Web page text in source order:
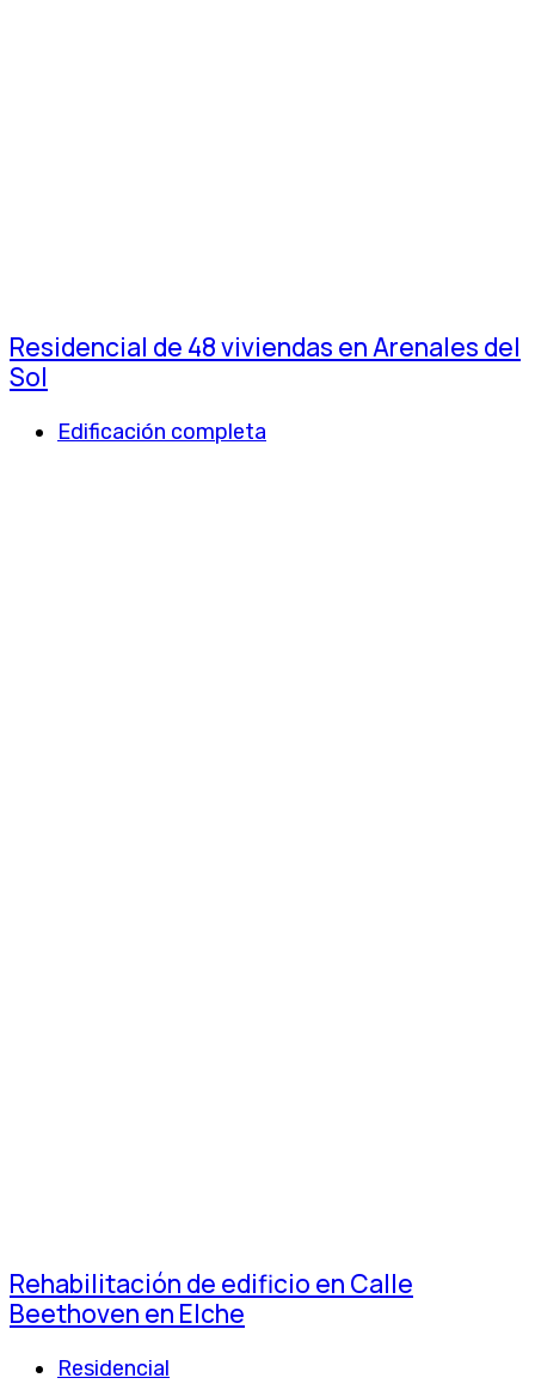
Residencial de 48 viviendas en Arenales del
Sol
Edificación completa
Rehabilitación de edificio en Calle
Beethoven en Elche
Residencial